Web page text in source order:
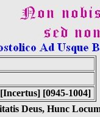
[0945-1004]
Deus, Hunc